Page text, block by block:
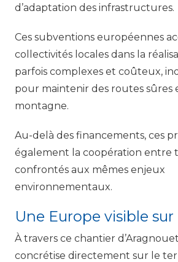
d’adaptation des infrastructures.
Ces subventions européennes
collectivités locales dans la
parfois complexes et coûteux,
pour maintenir des routes sûres
montagne.
Au-delà des financements, ces
également la coopération entre
confrontés aux mêmes enjeux
environnementaux.
Une Europe visible
À travers ce chantier
concrétise directement sur le